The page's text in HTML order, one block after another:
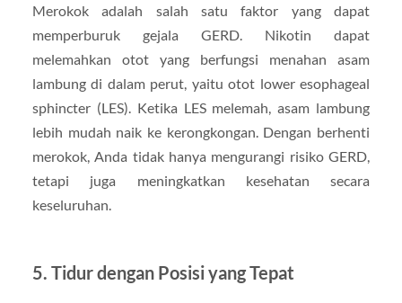
Merokok adalah salah satu faktor yang dapat
memperburuk gejala GERD. Nikotin dapat
melemahkan otot yang berfungsi menahan asam
lambung di dalam perut, yaitu otot lower esophageal
sphincter (LES). Ketika LES melemah, asam lambung
lebih mudah naik ke kerongkongan. Dengan berhenti
merokok, Anda tidak hanya mengurangi risiko GERD,
tetapi juga meningkatkan kesehatan secara
keseluruhan.
5. Tidur dengan Posisi yang Tepat